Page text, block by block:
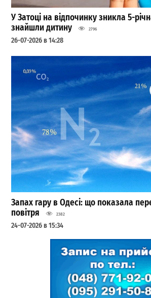
У Затоці на відпочинку зникла 5-
знайшли дитину
2796
26-07-2026 в 14:28
Запах гару в Одесі: що показала
повітря
2382
24-07-2026 в 15:34